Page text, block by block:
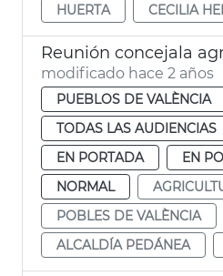
HUERTA
CECILIA
modificado hace 2 años
PUEBLOS DE VALÈNCIA
TODAS LAS AUDIENCIAS
EN PORTADA
EN
NORMAL
POBLES DE VALÈNCIA
ALCALDÍA PEDÁNEA